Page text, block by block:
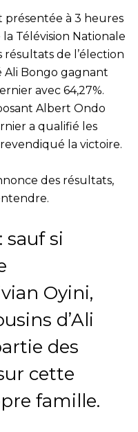
présentée à 3 heures
Télévision Nationale
de l’élection
Ali Bongo gagnant
avec 64,27%.
Albert Ondo
a qualifié les
la victoire.
des résultats,
sauf si
Oyini,
d’Ali
des
cette
famille.